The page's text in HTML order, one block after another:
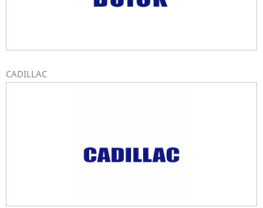
CADILLAC